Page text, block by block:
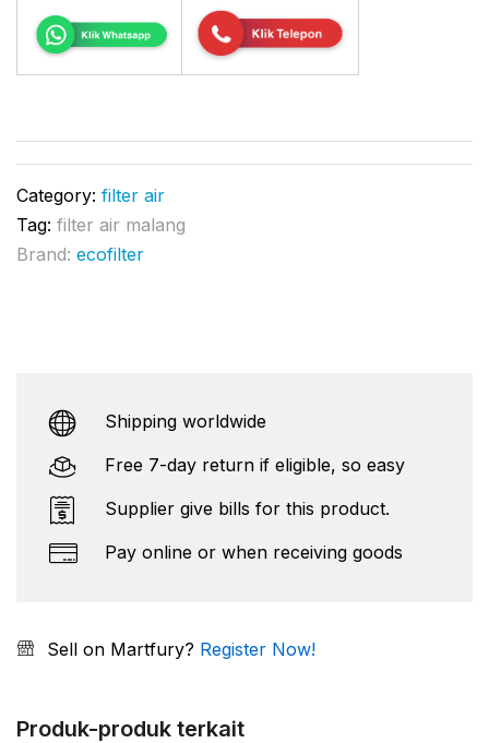
Category: filter air
Tag: filter air malang
Brand: ecofilter
Shipping worldwide
Free 7-day return if eligible, so easy
Supplier give bills for this product.
Pay online or when receiving goods
Sell on Martfury? Register Now!
Produk-produk terkait